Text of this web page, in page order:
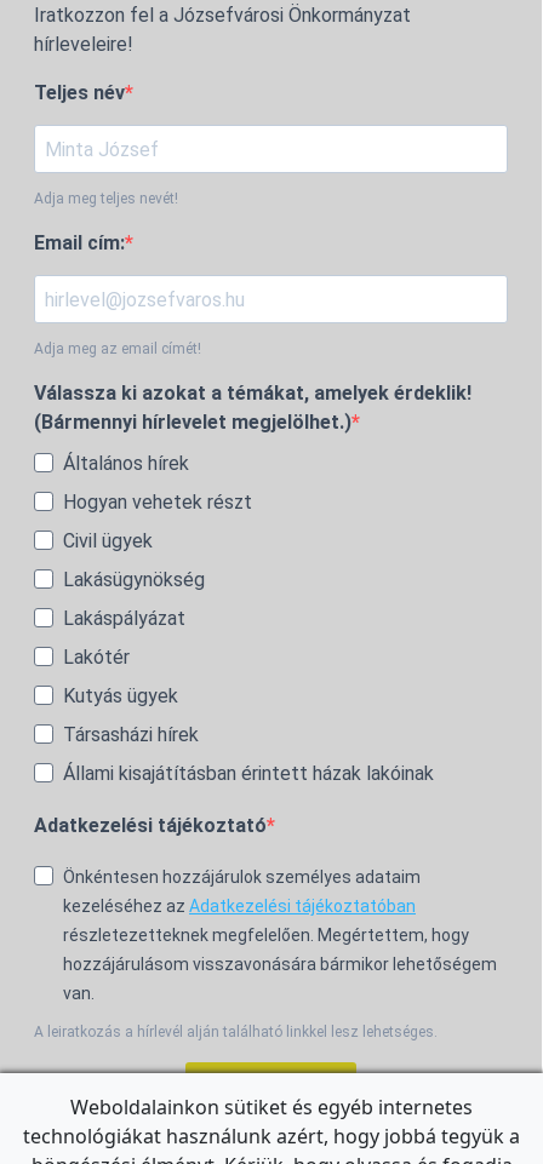
Iratkozzon fel a Józsefvárosi Önkormányzat
hírleveleire!
Teljes név
Adja meg teljes nevét!
Email cím:
Adja meg az email címét!
Válassza ki azokat a témákat, amelyek érdeklik!
(Bármennyi hírlevelet megjelölhet.)
Általános hírek
Hogyan vehetek részt
Civil ügyek
Lakásügynökség
Lakáspályázat
Lakótér
Kutyás ügyek
Társasházi hírek
Állami kisajátításban érintett házak lakóinak
Adatkezelési tájékoztató
Önkéntesen hozzájárulok személyes adataim
kezeléséhez az Adatkezelési tájékoztatóban
részletezetteknek megfelelően. Megértettem, hogy
hozzájárulásom visszavonására bármikor lehetőségem
van.
A leiratkozás a hírlevél alján található linkkel lesz lehetséges.
For the English Newsletter, clickHERE.
Weboldalainkon sütiket és egyéb internetes
technológiákat használunk azért, hogy jobbá tegyük a